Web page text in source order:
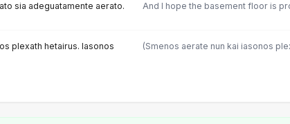
sia adeguatamente aerato. And I hope the basement floor is
plexath hetairus. Iasonos
(Smenos aerate nun kai iasonos